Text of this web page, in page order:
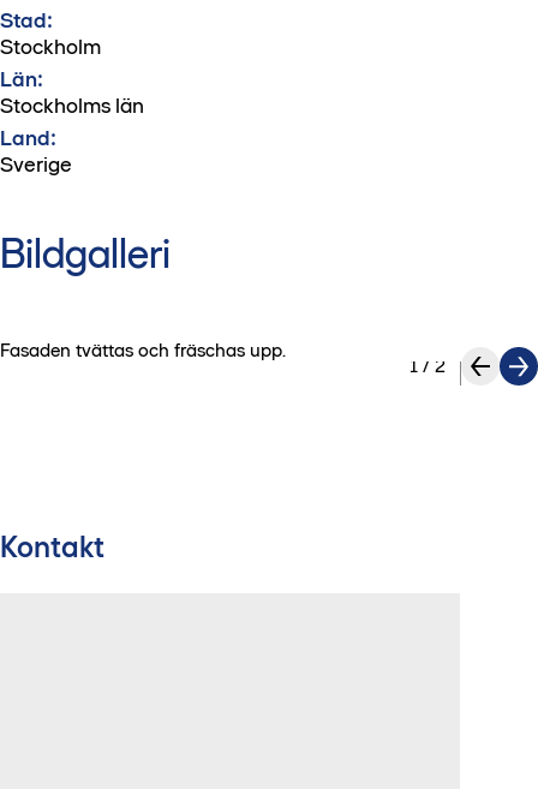
Stad:
Stockholm
Län:
Stockholms län
Land:
Sverige
Bildgalleri
Fasaden tvättas och fräschas upp.
1/ 2
Kontakt